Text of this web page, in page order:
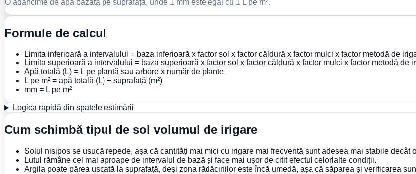
O adâncime de apă bazată pe suprafață, unde 1 mm este egal cu 1 L pe m².
Formule de calcul
Limita inferioară a intervalului = baza inferioară x factor sol x factor căldură x factor mulci x factor metodă de
Limita superioară a intervalului = baza superioară x factor sol x factor căldură x factor mulci x factor metodă de
Apă totală (L) = L pe plantă sau arbore x număr de plante
L pe m² = apă totală (L) ÷ suprafață (m²)
mm = L pe m²
Logica rapidă din spatele estimării
Cum schimbă tipul de sol volumul de irigare
Solul nisipos se usucă repede, așa că cantități mai mici cu irigare mai frecventă sunt adesea mai stabile decât
Lutul rămâne cel mai aproape de intervalul de bază și face mai ușor de citit efectul celorlalte condiții.
Argila poate părea uscată la suprafață, deși zona rădăcinilor este încă umedă, așa că săparea și verificarea